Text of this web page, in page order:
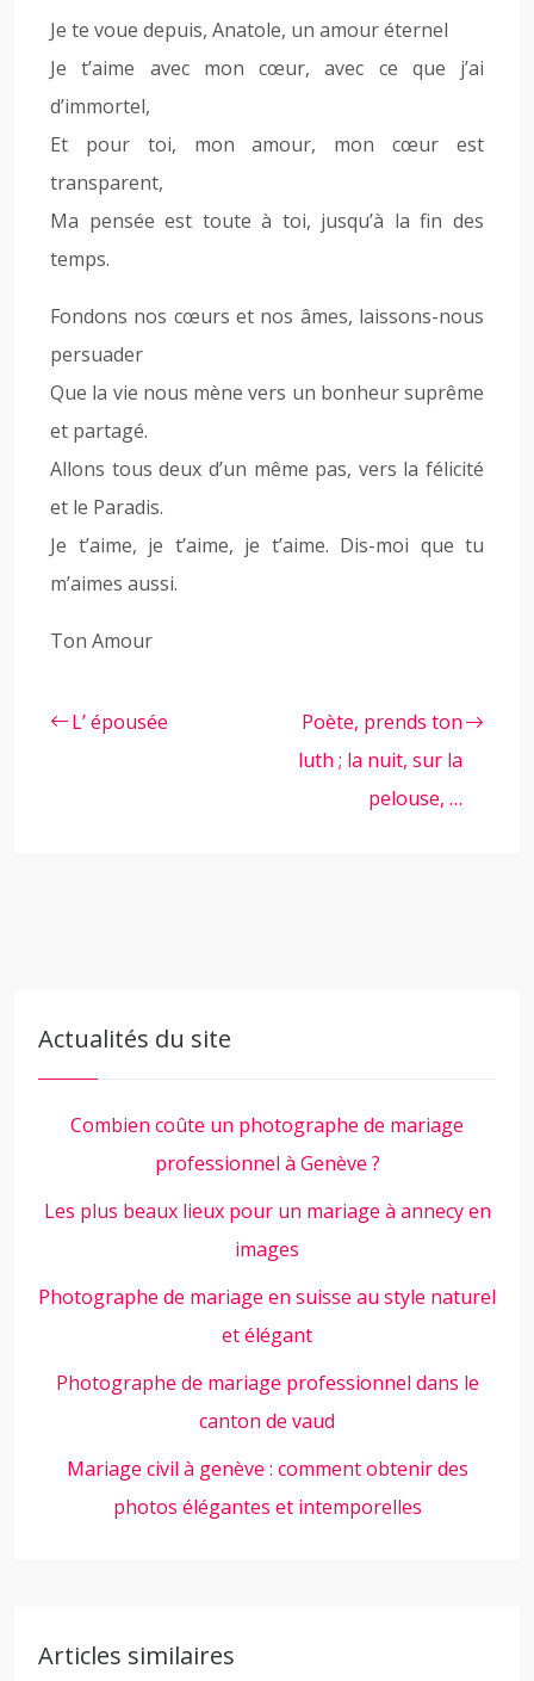
Je te voue depuis, Anatole, un amour éternel
Je t’aime avec mon cœur, avec ce que j’ai
d’immortel,
Et pour toi, mon amour, mon cœur est
transparent,
Ma pensée est toute à toi, jusqu’à la fin des
temps.
Fondons nos cœurs et nos âmes, laissons-nous
persuader
Que la vie nous mène vers un bonheur suprême
et partagé.
Allons tous deux d’un même pas, vers la félicité
et le Paradis.
Je t’aime, je t’aime, je t’aime. Dis-moi que tu
m’aimes aussi.
Ton Amour
L’ épousée
Poète, prends ton
luth ; la nuit, sur la
pelouse, …
Actualités du site
Combien coûte un photographe de mariage
professionnel à Genève ?
Les plus beaux lieux pour un mariage à annecy en
images
Photographe de mariage en suisse au style naturel
et élégant
Photographe de mariage professionnel dans le
canton de vaud
Mariage civil à genève : comment obtenir des
photos élégantes et intemporelles
Articles similaires